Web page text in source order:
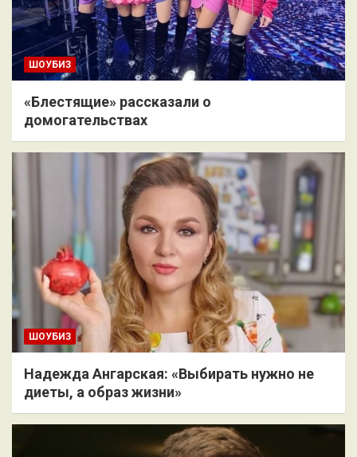
ШОУБИЗ
«Блестящие» рассказали о
домогательствах
ШОУБИЗ
Надежда Ангарская: «Выбирать нужно не
диеты, а образ жизни»